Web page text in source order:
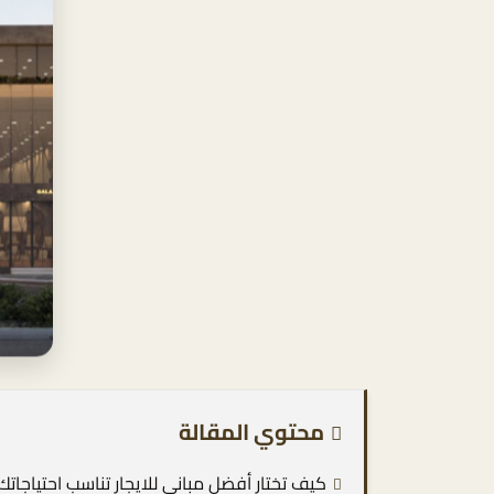
محتوي المقالة
كيف تختار أفضل مباني للايجار تناسب